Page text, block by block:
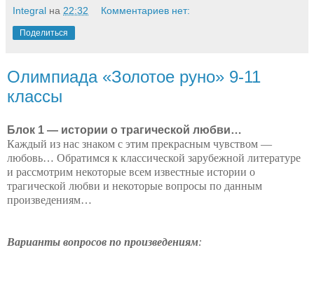
Integral на 22:32 Комментариев нет:
Поделиться
Олимпиада «Золотое руно» 9-11
классы
Блок 1 — истории о трагической любви…
Каждый из нас знаком с этим прекрасным чувством —
любовь… Обратимся к классической зарубежной литературе
и рассмотрим некоторые всем известные истории о
трагической любви и некоторые вопросы по данным
произведениям…
Варианты вопросов по произведениям: